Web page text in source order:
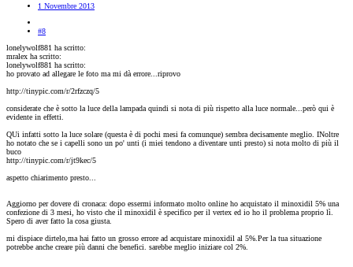
1 Novembre 2013
#8
lonelywolf881 ha scritto:
mralex ha scritto:
lonelywolf881 ha scritto:
ho provato ad allegare le foto ma mi dà errore...riprovo
http://tinypic.com/r/2rfzczq/5
considerate che è sotto la luce della lampada quindi si nota di più rispetto alla luce normale...però qui è
evidente in effetti.
QUi infatti sotto la luce solare (questa è di pochi mesi fa comunque) sembra decisamente meglio. INoltre
ho notato che se i capelli sono un po' unti (i miei tendono a diventare unti presto) si nota molto di più il
buco
http://tinypic.com/r/jt9kec/5
aspetto chiarimento presto...
Aggiorno per dovere di cronaca: dopo essermi informato molto online ho acquistato il minoxidil 5% una
confezione di 3 mesi, ho visto che il minoxidil è specifico per il vertex ed io ho il problema proprio lì.
Spero di aver fatto la cosa giusta.
mi dispiace dirtelo,ma hai fatto un grosso errore ad acquistare minoxidil al 5%.Per la tua situazione
potrebbe anche creare più danni che benefici. sarebbe meglio iniziare col 2%.